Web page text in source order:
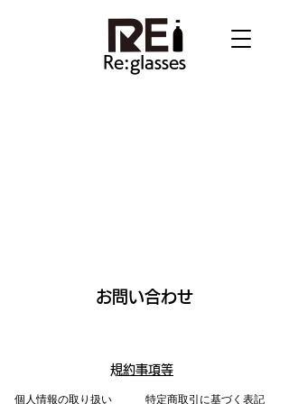
Re:glasses
お問い合わせ
​規約事項等
​個人情報の取り扱い 特定商取引に基づく表記